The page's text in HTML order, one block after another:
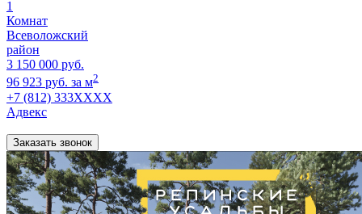
1
Комнат
Всеволожский
район
3 150 000 руб.
96 923 руб. за м2
+7 (812) 333XXXX
Адвекс
Заказать звонок